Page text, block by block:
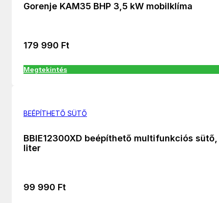
Gorenje KAM35 BHP 3,5 kW mobilklíma
179 990 Ft
Megtekintés
BEÉPÍTHETŐ SÜTŐ
BBIE12300XD beépíthető multifunkciós
liter
99 990 Ft